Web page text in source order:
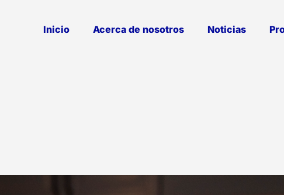
Inicio Acerca de nosotros Noticias